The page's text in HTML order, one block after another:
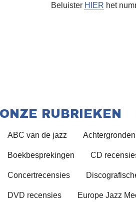
Beluister HIER het
ONZE RUBRIEKEN
ABC van de jazz Achtergronden
Boekbesprekingen CD
Concertrecensies
DVD recensies Europe Jazz